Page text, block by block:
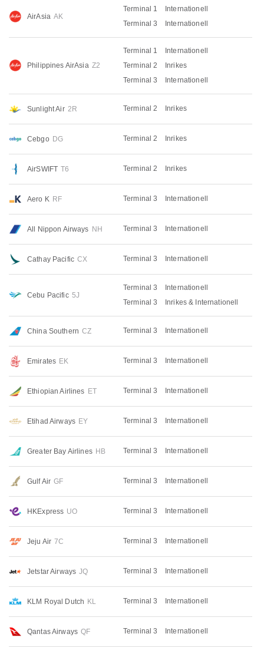
AirAsia AK
Terminal 1
Terminal 3
Internationell
Internationell
Philippines AirAsia Z2
Terminal 1
Terminal 2
Terminal 3
Internationell
Inrikes
Internationell
Sunlight Air 2R Terminal 2 Inrikes
Cebgo DG Terminal 2 Inrikes
AirSWIFT T6 Terminal 2 Inrikes
Aero K RF Terminal 3 Internationell
All Nippon Airways NH Terminal 3 Internationell
Cathay Pacific CX Terminal 3 Internationell
Cebu Pacific 5J
Terminal 3
Terminal 3
Internationell
Inrikes & Internationell
China Southern CZ Terminal 3 Internationell
Emirates EK Terminal 3 Internationell
Ethiopian Airlines ET Terminal 3 Internationell
Etihad Airways EY Terminal 3 Internationell
Greater Bay Airlines HB Terminal 3 Internationell
Gulf Air GF Terminal 3 Internationell
HKExpress UO Terminal 3 Internationell
Jeju Air 7C Terminal 3 Internationell
Jetstar Airways JQ Terminal 3 Internationell
KLM Royal Dutch KL Terminal 3 Internationell
Qantas Airways QF Terminal 3 Internationell